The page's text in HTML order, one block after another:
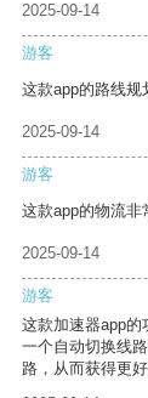
2025-09-14
游客
这款app的路线规
2025-09-14
游客
这款app的物流非
2025-09-14
游客
这款加速器app的
一个自动切换线
路，从而获得更